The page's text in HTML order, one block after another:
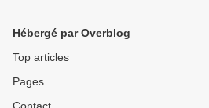
Hébergé par Overblog
Top articles
Pages